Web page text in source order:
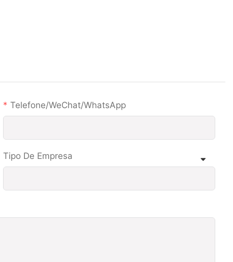
Telefone/WeChat/WhatsApp
Tipo De Empresa